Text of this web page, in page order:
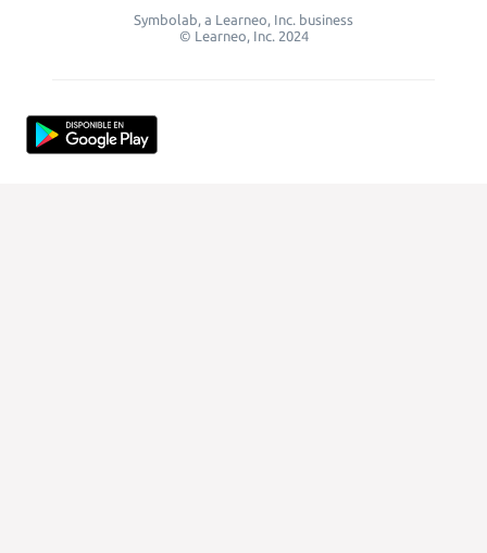
Symbolab, a Learneo, Inc. business
© Learneo, Inc. 2024